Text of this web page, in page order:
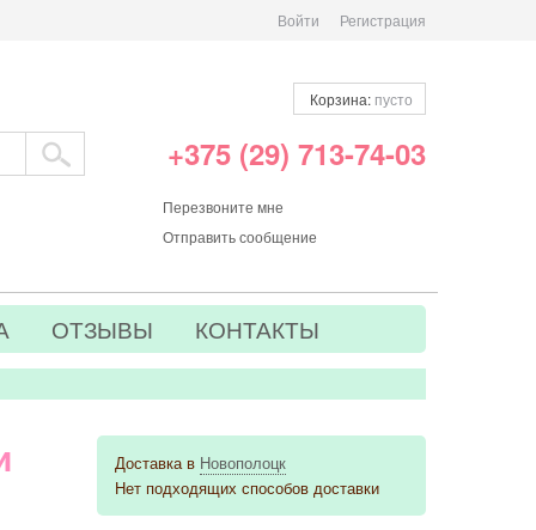
Войти Регистрация
Корзина: пусто
+375 (29) 713-74-03
Перезвоните мне
Отправить сообщение
ОТЗЫВЫ КОНТАКТЫ
Доставка в Новополоцк
Нет подходящих способов доставки